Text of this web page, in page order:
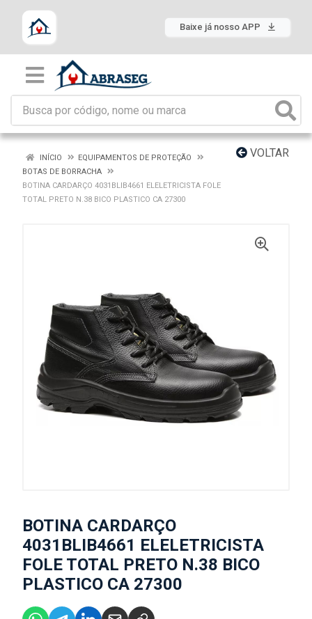
Baixe já nosso APP
VOLTAR
INÍCIO
EQUIPAMENTOS DE PROTEÇÃO
BOTAS DE BORRACHA
BOTINA CARDARÇO 4031BLIB4661 ELELETRICISTA FOLE
TOTAL PRETO N.38 BICO PLASTICO CA 27300
BOTINA CARDARÇO
4031BLIB4661 ELELETRICISTA
FOLE TOTAL PRETO N.38 BICO
PLASTICO CA 27300